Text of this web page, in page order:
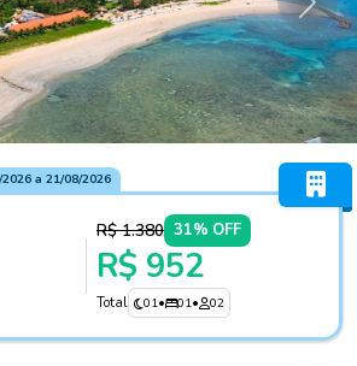
a 21/08/2026
R$ 1.380 31% OFF
R$ 952
Total 01• 01• 02